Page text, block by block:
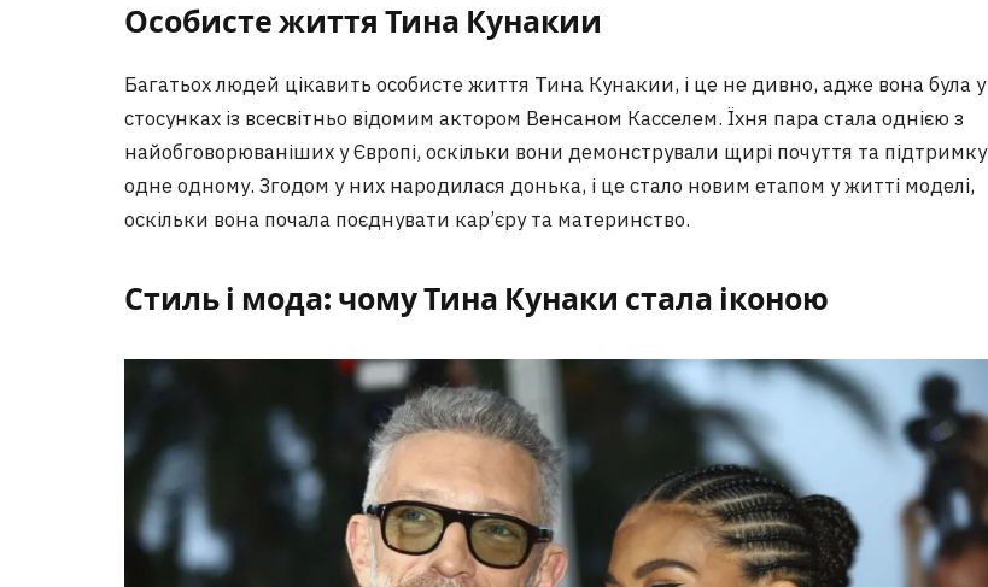
Особисте життя Тина Кунакии
Багатьох людей цікавить особисте життя Тина Кунакии, і це не дивно, адже вона була у
стосунках із всесвітньо відомим актором Венсаном Касселем. Їхня пара стала однією з
найобговорюваніших у Європі, оскільки вони демонстрували щирі почуття та підтримку
одне одному. Згодом у них народилася донька, і це стало новим етапом у житті моделі,
оскільки вона почала поєднувати кар’єру та материнство.
Стиль і мода: чому Тина Кунаки стала іконою